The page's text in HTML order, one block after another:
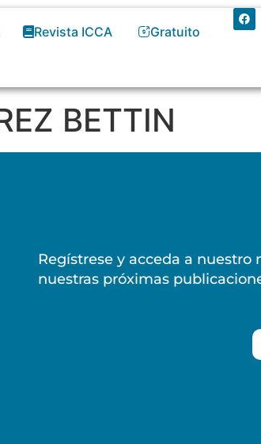
Revista ICCA
Gratuito
BETTIN
Regístrese y acceda a
nuestras próximas